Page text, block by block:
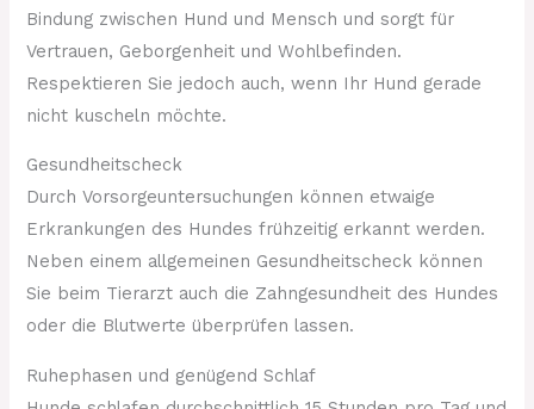
Bindung zwischen Hund und Mensch und sorgt für
Vertrauen, Geborgenheit und Wohlbefinden.
Respektieren Sie jedoch auch, wenn Ihr Hund gerade
nicht kuscheln möchte.
Gesundheitscheck
Durch Vorsorgeuntersuchungen können etwaige
Erkrankungen des Hundes frühzeitig erkannt werden.
Neben einem allgemeinen Gesundheitscheck können
Sie beim Tierarzt auch die Zahngesundheit des Hundes
oder die Blutwerte überprüfen lassen.
Ruhephasen und genügend Schlaf